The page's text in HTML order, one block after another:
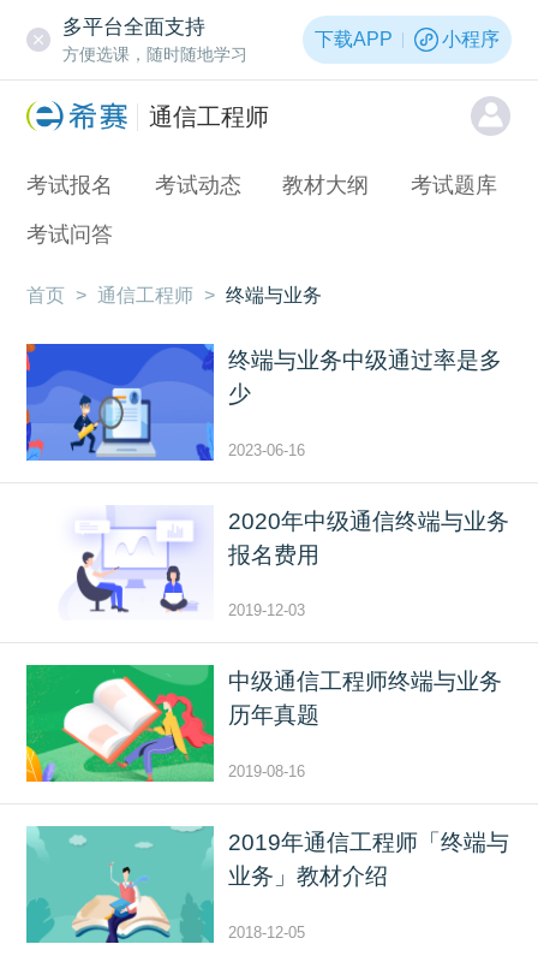
多平台全面支持
方便选课，随时随地学习
下载APP 小程序
通信工程师
考试报名 考试动态 教材大纲 考试题库
考试问答
首页 > 通信工程师 > 终端与业务
终端与业务中级通过率是多
少
2023-06-16
2020年中级通信终端与业务
报名费用
2019-12-03
中级通信工程师终端与业务
历年真题
2019-08-16
2019年通信工程师「终端与
业务」教材介绍
2018-12-05